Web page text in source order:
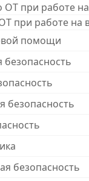
ОТ при работе
при работе на
помощи
безопасность
безопасность
безопасность